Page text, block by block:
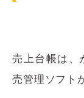
売上台帳は、
売管理ソフト